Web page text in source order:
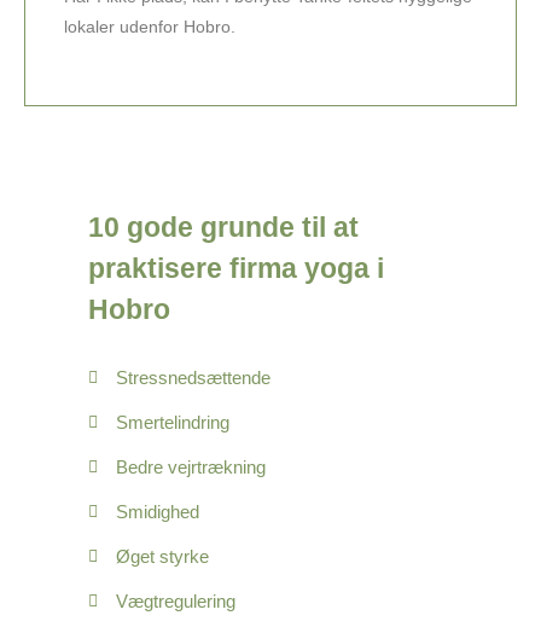
lokaler udenfor Hobro.
10 gode grunde til at
praktisere firma yoga i
Hobro
Stressnedsættende
Smertelindring
Bedre vejrtrækning
Smidighed
Øget styrke
Vægtregulering